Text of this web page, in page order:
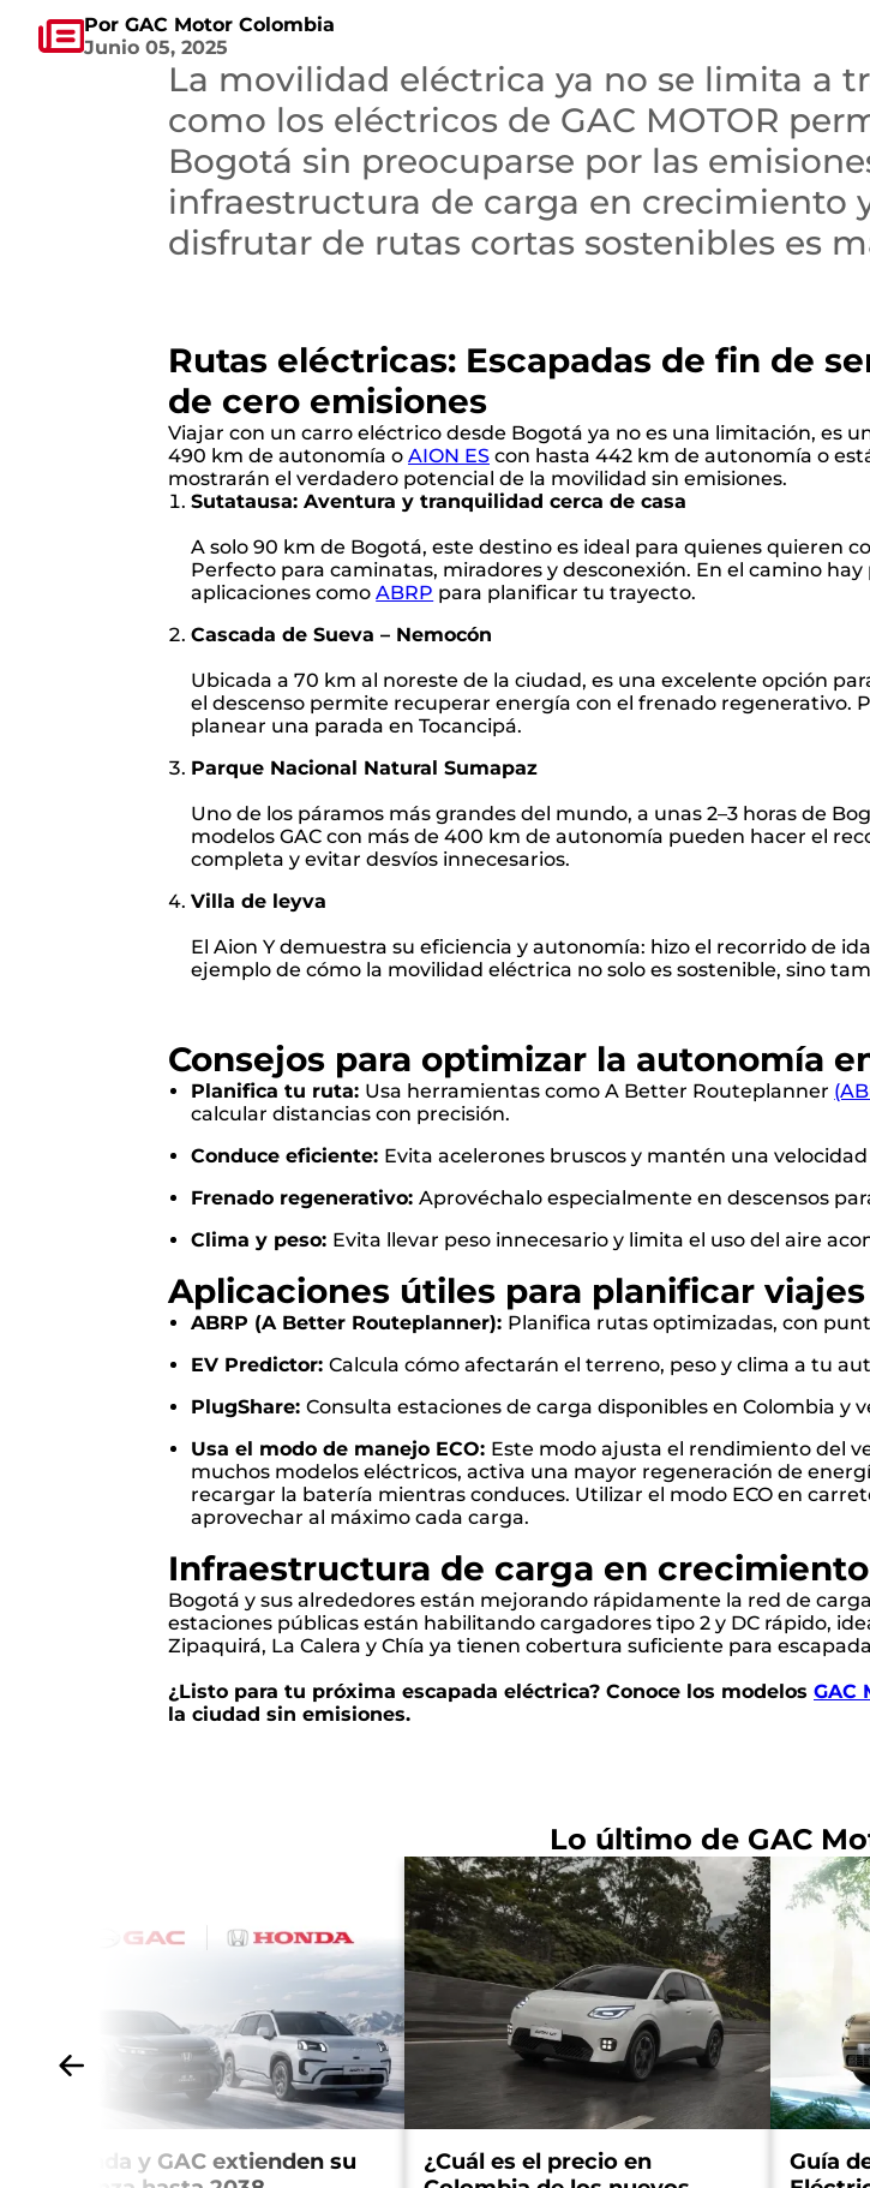
Por GAC Motor Colombia
Junio 05, 2025
La movilidad eléctrica ya no se limita a
como los eléctricos de GAC MOTOR
Bogotá sin preocuparse por las
infraestructura de carga en crecimiento
disfrutar de rutas cortas sostenibles es
Rutas eléctricas: Escapadas de fin de
de cero emisiones
Viajar con un carro eléctrico desde Bogotá ya no es una limitación, es
490 km de autonomía o AION ES con hasta 442 km de autonomía o
mostrarán el verdadero potencial de la movilidad sin emisiones.
Sutatausa: Aventura y tranquilidad cerca de casa
A solo 90 km de Bogotá, este destino es ideal para quienes quieren
Perfecto para caminatas, miradores y desconexión. En el camino
aplicaciones comoABRP para planificar tu trayecto.
Cascada de Sueva – Nemocón
Ubicada a 70 km al noreste de la ciudad, es una excelente opción
el descenso permite recuperar energía con el frenado regenerativo.
planear una parada en Tocancipá.
Parque Nacional Natural Sumapaz
Uno de los páramos más grandes del mundo, a unas 2–3 horas de
modelos GAC con más de 400 km de autonomía pueden hacer el
completa y evitar desvíos innecesarios.
Villa de leyva
El Aion Y demuestra su eficiencia y autonomía: hizo el recorrido de
ejemplo de cómo la movilidad eléctrica no solo es sostenible, sino
Consejos para optimizar la autonomía
Planifica tu ruta: Usa herramientas como A Better Routeplanner
calcular distancias con precisión.
Conduce eficiente: Evita acelerones bruscos y mantén una
Frenado regenerativo:Aprovéchalo especialmente en descensos
Clima y peso: Evita llevar peso innecesario y limita el uso del aire
Aplicaciones útiles para planificar
ABRP (A Better Routeplanner): Planifica rutas optimizadas, con
EV Predictor:Calcula cómo afectarán el terreno, peso y clima a tu
PlugShare:Consulta estaciones de carga disponibles en Colombia y
Usa el modo de manejo ECO: Este modo ajusta el rendimiento del
muchos modelos eléctricos, activa una mayor regeneración de
recargar la batería mientras conduces. Utilizar el modo ECO en
aprovechar al máximo cada carga.
Infraestructura de carga en crecimiento
Bogotá y sus alrededores están mejorando rápidamente la red de
estaciones públicas están habilitando cargadores tipo 2 y DC rápido,
Zipaquirá, La Calera y Chía ya tienen cobertura suficiente para
¿Listo para tu próxima escapada eléctrica? Conoce los modelos GAC
la ciudad sin emisiones.
Lo último de GAC
Honda y GAC extienden su
¿Cuál es el precio en
Guía